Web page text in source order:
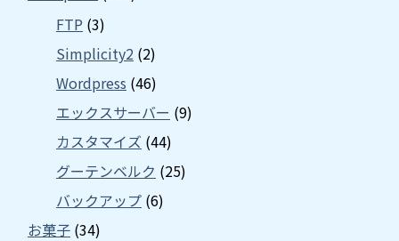
FTP (3)
Simplicity2 (2)
Wordpress (46)
エックスサーバー (9)
カスタマイズ (44)
グーテンベルク (25)
バックアップ (6)
お菓子 (34)